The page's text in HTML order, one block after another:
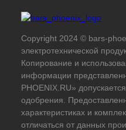
Copyright 2024 © bars-
электротехнической
Копирование и
информации
PHOENIX.RU»
одобрения.
характеристиках и
отличаться от данных